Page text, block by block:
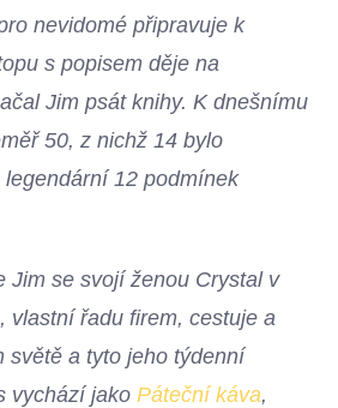
nevidomé připravuje k
s popisem děje na
Jim psát knihy. K dnešnímu
50, z nichž 14 bylo
12 podmínek
Jim se svojí ženou Crystal v
vlastní řadu firem, cestuje a
světě a tyto jeho týdenní
vychází jako Páteční káva,